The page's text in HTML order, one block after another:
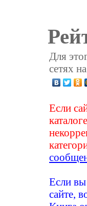
Для
сетях
Если
Если вы
сайте,